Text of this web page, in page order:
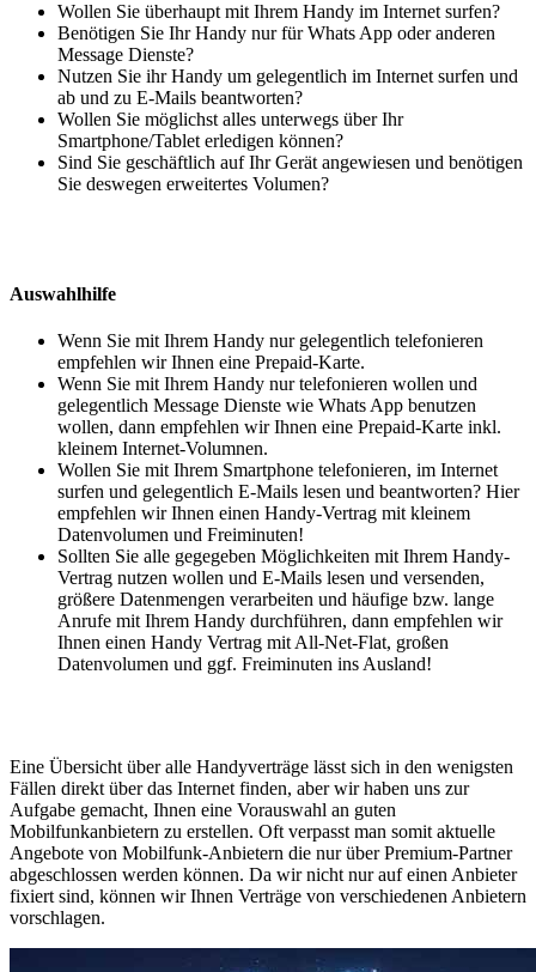
Wollen Sie überhaupt mit Ihrem Handy im Internet surfen?
Benötigen Sie Ihr Handy nur für Whats App oder anderen
Message Dienste?
Nutzen Sie ihr Handy um gelegentlich im Internet surfen und
ab und zu E-Mails beantworten?
Wollen Sie möglichst alles unterwegs über Ihr
Smartphone/Tablet erledigen können?
Sind Sie geschäftlich auf Ihr Gerät angewiesen und benötigen
Sie deswegen erweitertes Volumen?
Auswahlhilfe
Wenn Sie mit Ihrem Handy nur gelegentlich telefonieren
empfehlen wir Ihnen eine Prepaid-Karte.
Wenn Sie mit Ihrem Handy nur telefonieren wollen und
gelegentlich Message Dienste wie Whats App benutzen
wollen, dann empfehlen wir Ihnen eine Prepaid-Karte inkl.
kleinem Internet-Volumnen.
Wollen Sie mit Ihrem Smartphone telefonieren, im Internet
surfen und gelegentlich E-Mails lesen und beantworten? Hier
empfehlen wir Ihnen einen Handy-Vertrag mit kleinem
Datenvolumen und Freiminuten!
Sollten Sie alle gegegeben Möglichkeiten mit Ihrem Handy-
Vertrag nutzen wollen und E-Mails lesen und versenden,
größere Datenmengen verarbeiten und häufige bzw. lange
Anrufe mit Ihrem Handy durchführen, dann empfehlen wir
Ihnen einen Handy Vertrag mit All-Net-Flat, großen
Datenvolumen und ggf. Freiminuten ins Ausland!
Eine Übersicht über alle Handyverträge lässt sich in den wenigsten
Fällen direkt über das Internet finden, aber wir haben uns zur
Aufgabe gemacht, Ihnen eine Vorauswahl an guten
Mobilfunkanbietern zu erstellen. Oft verpasst man somit aktuelle
Angebote von Mobilfunk-Anbietern die nur über Premium-Partner
abgeschlossen werden können. Da wir nicht nur auf einen Anbieter
fixiert sind, können wir Ihnen Verträge von verschiedenen Anbietern
vorschlagen.